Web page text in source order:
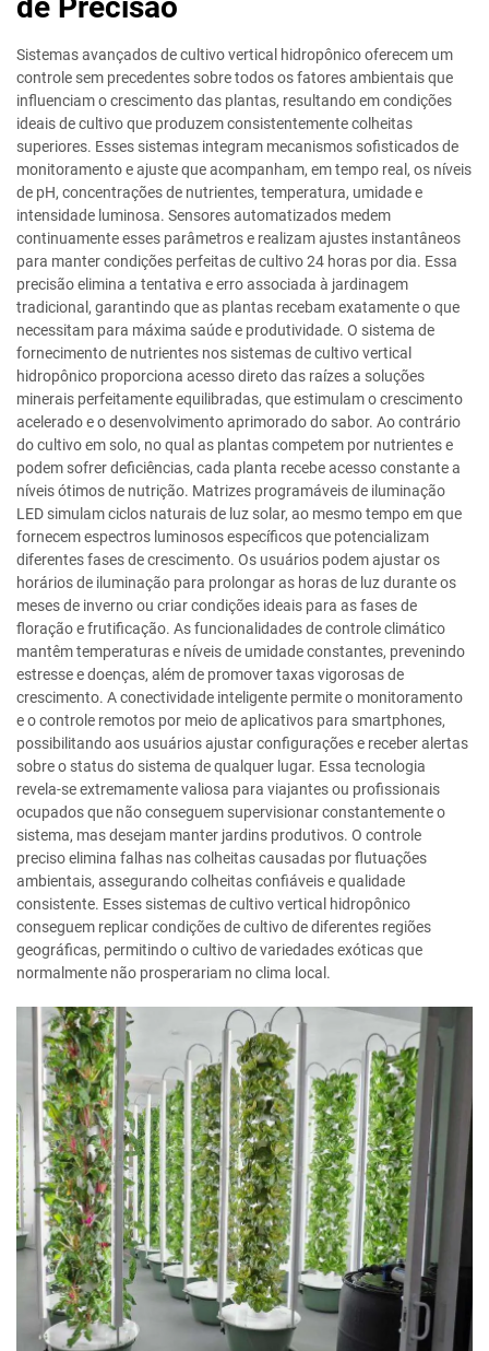
de Precisão
Sistemas avançados de cultivo vertical hidropônico oferecem um
controle sem precedentes sobre todos os fatores ambientais que
influenciam o crescimento das plantas, resultando em condições
ideais de cultivo que produzem consistentemente colheitas
superiores. Esses sistemas integram mecanismos sofisticados de
monitoramento e ajuste que acompanham, em tempo real, os níveis
de pH, concentrações de nutrientes, temperatura, umidade e
intensidade luminosa. Sensores automatizados medem
continuamente esses parâmetros e realizam ajustes instantâneos
para manter condições perfeitas de cultivo 24 horas por dia. Essa
precisão elimina a tentativa e erro associada à jardinagem
tradicional, garantindo que as plantas recebam exatamente o que
necessitam para máxima saúde e produtividade. O sistema de
fornecimento de nutrientes nos sistemas de cultivo vertical
hidropônico proporciona acesso direto das raízes a soluções
minerais perfeitamente equilibradas, que estimulam o crescimento
acelerado e o desenvolvimento aprimorado do sabor. Ao contrário
do cultivo em solo, no qual as plantas competem por nutrientes e
podem sofrer deficiências, cada planta recebe acesso constante a
níveis ótimos de nutrição. Matrizes programáveis de iluminação
LED simulam ciclos naturais de luz solar, ao mesmo tempo em que
fornecem espectros luminosos específicos que potencializam
diferentes fases de crescimento. Os usuários podem ajustar os
horários de iluminação para prolongar as horas de luz durante os
meses de inverno ou criar condições ideais para as fases de
floração e frutificação. As funcionalidades de controle climático
mantêm temperaturas e níveis de umidade constantes, prevenindo
estresse e doenças, além de promover taxas vigorosas de
crescimento. A conectividade inteligente permite o monitoramento
e o controle remotos por meio de aplicativos para smartphones,
possibilitando aos usuários ajustar configurações e receber alertas
sobre o status do sistema de qualquer lugar. Essa tecnologia
revela-se extremamente valiosa para viajantes ou profissionais
ocupados que não conseguem supervisionar constantemente o
sistema, mas desejam manter jardins produtivos. O controle
preciso elimina falhas nas colheitas causadas por flutuações
ambientais, assegurando colheitas confiáveis e qualidade
consistente. Esses sistemas de cultivo vertical hidropônico
conseguem replicar condições de cultivo de diferentes regiões
geográficas, permitindo o cultivo de variedades exóticas que
normalmente não prosperariam no clima local.